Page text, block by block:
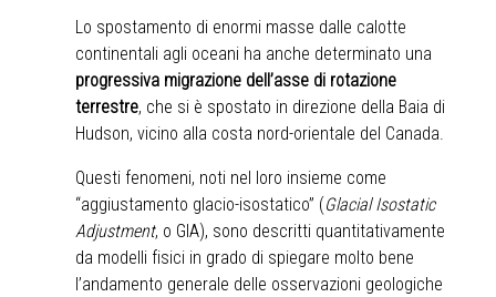
Lo spostamento di enormi masse dalle calotte
continentali agli oceani ha anche determinato una
progressiva migrazione dell’asse di rotazione
terrestre, che si è spostato in direzione della Baia di
Hudson, vicino alla costa nord-orientale del Canada.
Questi fenomeni, noti nel loro insieme come
“aggiustamento glacio-isostatico” (Glacial Isostatic
Adjustment, o GIA), sono descritti quantitativamente
da modelli fisici in grado di spiegare molto bene
l’andamento generale delle osservazioni geologiche